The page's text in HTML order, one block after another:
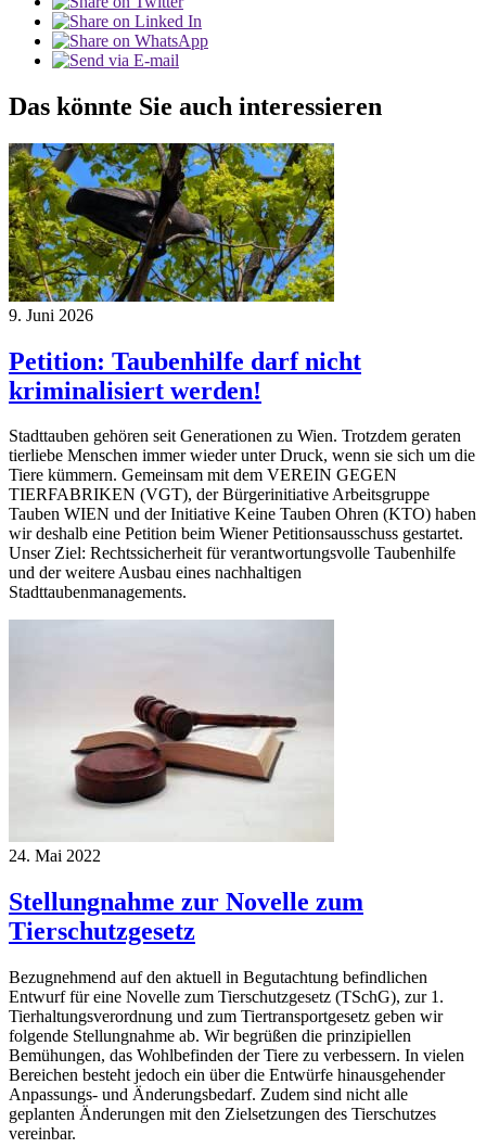
Das könnte Sie auch interessieren
9. Juni 2026
Petition: Taubenhilfe darf nicht
kriminalisiert werden!
Stadttauben gehören seit Generationen zu Wien. Trotzdem geraten
tierliebe Menschen immer wieder unter Druck, wenn sie sich um die
Tiere kümmern. Gemeinsam mit dem VEREIN GEGEN
TIERFABRIKEN (VGT), der Bürgerinitiative Arbeitsgruppe
Tauben WIEN und der Initiative Keine Tauben Ohren (KTO) haben
wir deshalb eine Petition beim Wiener Petitionsausschuss gestartet.
Unser Ziel: Rechtssicherheit für verantwortungsvolle Taubenhilfe
und der weitere Ausbau eines nachhaltigen
Stadttaubenmanagements.
24. Mai 2022
Stellungnahme zur Novelle zum
Tierschutzgesetz
Bezugnehmend auf den aktuell in Begutachtung befindlichen
Entwurf für eine Novelle zum Tierschutzgesetz (TSchG), zur 1.
Tierhaltungsverordnung und zum Tiertransportgesetz geben wir
folgende Stellungnahme ab. Wir begrüßen die prinzipiellen
Bemühungen, das Wohlbefinden der Tiere zu verbessern. In vielen
Bereichen besteht jedoch ein über die Entwürfe hinausgehender
Anpassungs- und Änderungsbedarf. Zudem sind nicht alle
geplanten Änderungen mit den Zielsetzungen des Tierschutzes
vereinbar.